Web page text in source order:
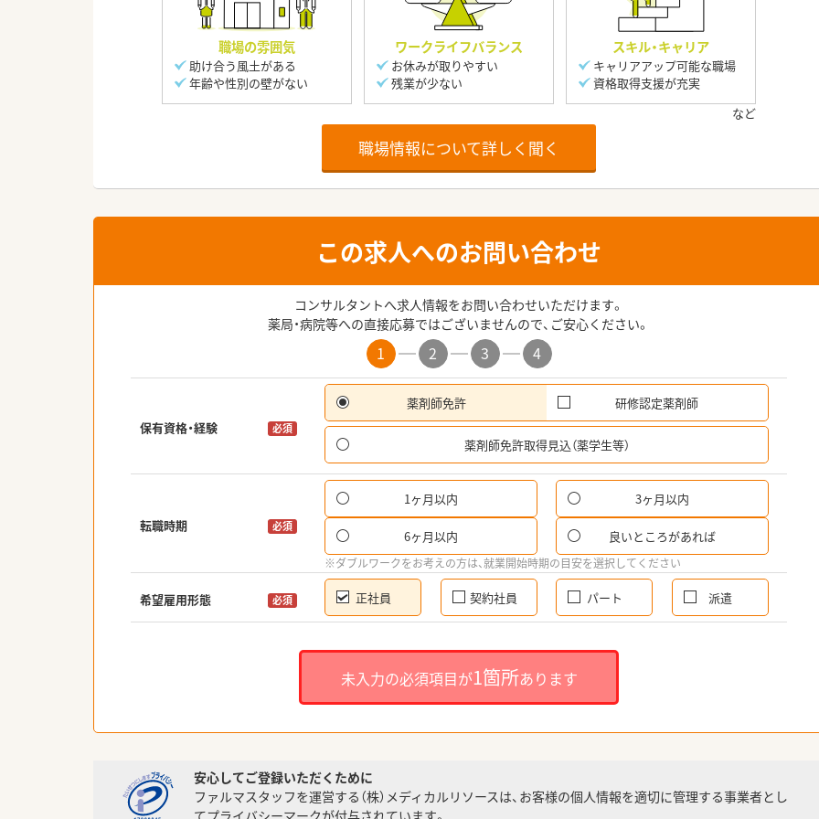
職場の雰囲気
助け合う風土がある
年齢や性別の壁がない
ワークライフバランス
お休みが取りやすい
残業が少ない
スキル・キャリア
キャリアアップ可能な職場
資格取得支援が充実
職場情報について詳しく聞く
この求人へのお問い合わせ
コンサルタントへ求人情報をお問い合わせいただけます。
薬局・病院等への直接応募ではございませんので、ご安心ください。
1 2 3 4
保有資格・経験 必須
薬剤師免許 研修認定薬剤師
薬剤師免許取得見込（薬学生等）
転職時期 必須
1ヶ月以内 3ヶ月以内
6ヶ月以内 良いところがあれば
※ダブルワークをお考えの方は、就業開始時期の目安を選択してください
希望雇用形態 必須 正社員 契約社員 パート 派遣
未入力の必須項目が1箇所あります
安心してご登録いただくために
ファルマスタッフを運営する（株）メディカルリソースは、お客様の個人情報を適切に管理する事業者とし